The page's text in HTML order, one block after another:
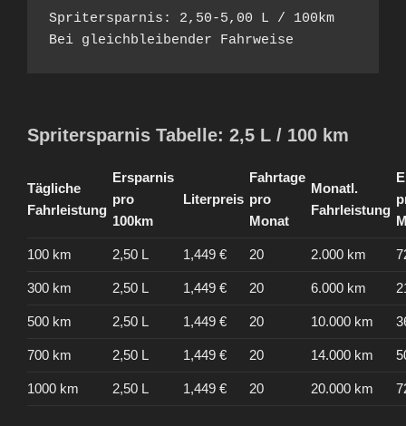
Spritersparnis: 2,50-5,00 L / 100km
Bei gleichbleibender Fahrweise
Spritersparnis Tabelle: 2,5 L / 100 km
Tägliche
Fahrleistung
Ersparnis
pro
100km
Literpreis
Fahrtage
pro
Monat
Monatl.
Fahrleistung
100 km 2,50 L 1,449 € 20 2.000 km
300 km 2,50 L 1,449 € 20 6.000 km
500 km 2,50 L 1,449 € 20 10.000 km
700 km 2,50 L 1,449 € 20 14.000 km
1000 km 2,50 L 1,449 € 20 20.000 km